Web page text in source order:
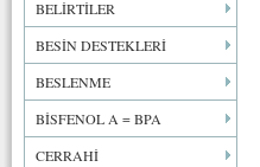
BELİRTİLER
BESİN DESTEKLERİ
BESLENME
BİSFENOL A = BPA
CERRAHİ